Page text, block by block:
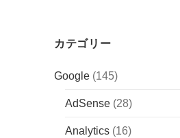
カテゴリー
Google (145)
AdSense (28)
Analytics (16)